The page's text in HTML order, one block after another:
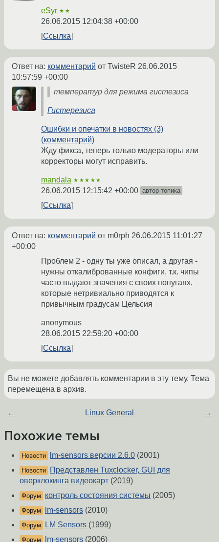
eSyr ★★
26.06.2015 12:04:38 +00:00
Ссылка
Ответ на: комментарий от TwisteR 26.06.2015
10:57:59 +00:00
температур для режима гистезиса
Гистерезиса
Ошибки и опечатки в новостях (3)
(комментарий)
Жду фикса, теперь только модераторы или
корректоры могут исправить.
mandala ★★★★★
26.06.2015 12:15:42 +00:00 автор топика
Ссылка
Ответ на: комментарий от m0rph 26.06.2015 11:01:27
+00:00
Проблем 2 - одну ты уже описал, а другая -
нужны откалиброванные конфиги, т.к. чипы
часто выдают значения с своих попугаях,
которые нетривиально приводятся к
привычным градусам Цельсия
anonymous
28.06.2015 22:59:20 +00:00
Ссылка
Вы не можете добавлять комментарии в эту тему. Тема
перемещена в архив.
← Linux General →
Похожие темы
Новости lm-sensors версии 2.6.0 (2001)
Новости
Представлен Tuxclocker, GUI для
оверклокинга видеокарт (2019)
Форум контроль состояния системы (2005)
Форум lm-sensors (2010)
Форум LM Sensors (1999)
Форум lm-sensors (2006)